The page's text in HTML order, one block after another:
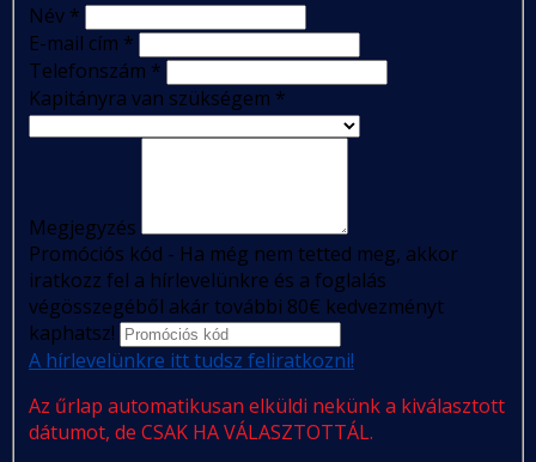
Név *
E-mail cím *
Telefonszám *
Kapitányra van szükségem *
Megjegyzés
Promóciós kód - Ha még nem tetted meg, akkor
iratkozz fel a hírlevelünkre és a foglalás
végösszegéből akár további 80€ kedvezményt
kaphatsz!
A hírlevelünkre itt tudsz feliratkozni!
Az űrlap automatikusan elküldi nekünk a kiválasztott
dátumot, de CSAK HA VÁLASZTOTTÁL.